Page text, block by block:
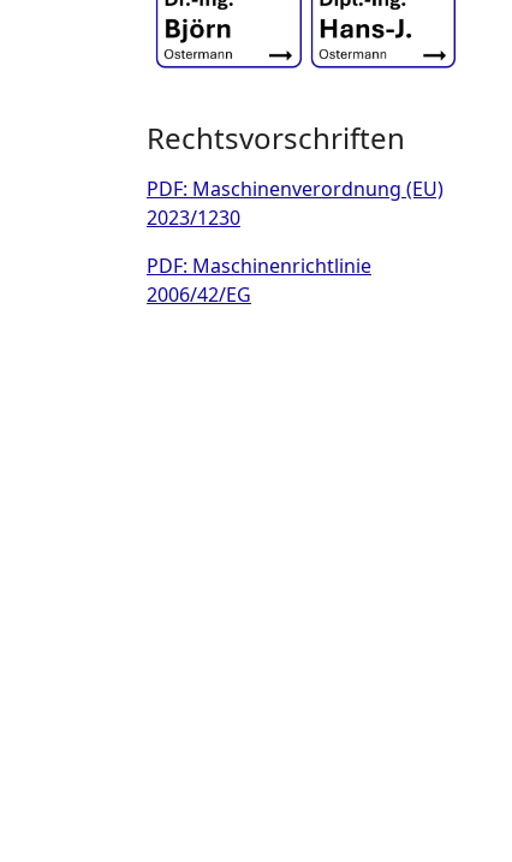
Rechtsvorschriften
PDF: Maschinenverordnung (EU)
2023/1230
PDF: Maschinenrichtlinie
2006/42/EG